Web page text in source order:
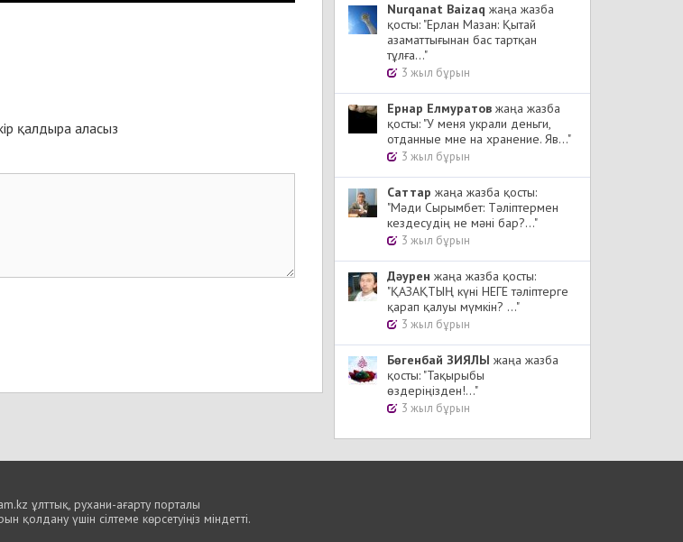
қалдыра аласыз
Nurqanat Baizaq жаңа жазба
қосты: "Ерлан Мазан: Қытай
азаматтығынан бас тартқан
тұлға..."
3 жыл бұрын
Ернар Елмуратов жаңа жазба
қосты: "У меня украли деньги,
отданные мне на хранение. Яв..."
3 жыл бұрын
Cаттар жаңа жазба қосты:
"Мәди Сырымбет: Тәліптермен
кездесудің не мәні бар?..."
3 жыл бұрын
Дәурен жаңа жазба қосты:
"ҚАЗАҚТЫҢ күні НЕГЕ тәліптерге
қарап қалуы мүмкін? ..."
3 жыл бұрын
Бөгенбай ЗИЯЛЫ жаңа жазба
қосты: "Тақырыбы
өздеріңізден!..."
3 жыл бұрын
ұлттық, рухани-ағарту порталы
қолдану үшін сілтеме көрсетуіңіз міндетті.